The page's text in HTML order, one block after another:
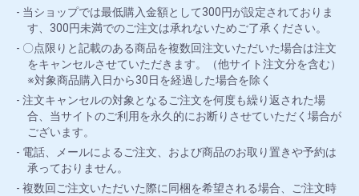
当ショップでは最低購入金額として300円が設定されておりま
す、300円未満でのご注文は承れないためご了承ください。
〇点限りと記載のある商品を複数回注文いただいた場合は注文
をキャンセルさせていただきます。（他サイト注文分を含む）
※対象商品購入日から30日を経過した場合を除く
注文キャンセルの対象となるご注文を何度も繰り返された場
合、当サイトのご利用を永久的にお断りさせていただく場合が
ございます。
電話、メールによるご注文、および商品のお取り置きや予約は
承っておりません。
複数回ご注文いただいた際に同梱を希望される場合、ご注文時